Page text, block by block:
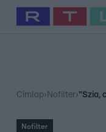
Babits Marcella
Címlap› Nofilter›"Szia,
Nofilter